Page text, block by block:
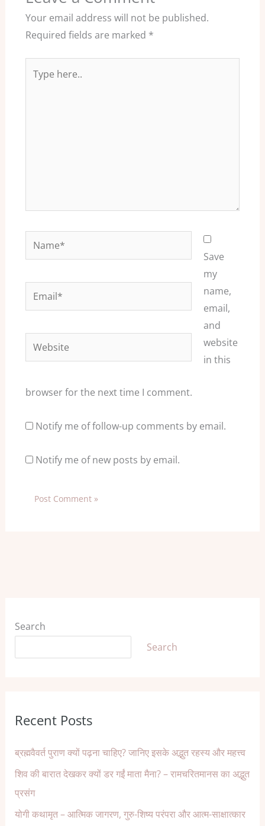
Your email address will not be published.
Required fields are marked *
here..
Name*
Email*
Website
Save
my
name,
email,
and
website
in this
browser for the next time I comment.
Notify me of follow-up comments by email.
Notify me of new posts by email.
Search
Search
Recent Posts
ब्रह्मवैवर्त पुराण क्यों पढ़ना चाहिए? जानिए इसके अद्भुत रहस्य और महत्त्व
शिव की बारात देखकर क्यों डर गईं माता मैना? – रामचरितमानस का अद्भुत
प्रसंग
योगी कथामृत – आत्मिक जागरण, गुरु-शिष्य परंपरा और आत्म-साक्षात्कार